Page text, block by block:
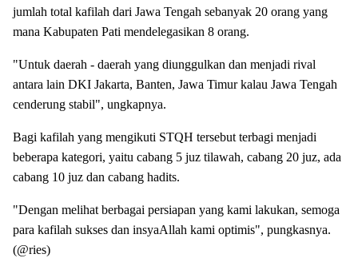
jumlah total kafilah dari Jawa Tengah sebanyak 20 orang yang
mana Kabupaten Pati mendelegasikan 8 orang.
"Untuk daerah - daerah yang diunggulkan dan menjadi rival
antara lain DKI Jakarta, Banten, Jawa Timur kalau Jawa Tengah
cenderung stabil", ungkapnya.
Bagi kafilah yang mengikuti STQH tersebut terbagi menjadi
beberapa kategori, yaitu cabang 5 juz tilawah, cabang 20 juz, ada
cabang 10 juz dan cabang hadits.
"Dengan melihat berbagai persiapan yang kami lakukan, semoga
para kafilah sukses dan insyaAllah kami optimis", pungkasnya.
(@ries)